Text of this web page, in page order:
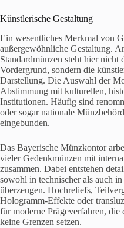
Künstlerische Gestaltung
Ein wesentliches Merkmal von
außergewöhnliche Gestaltung.
Standardmünzen steht hier
Vordergrund, sondern die
Darstellung. Die Auswahl der
Abstimmung mit kulturellen,
Institutionen. Häufig sind
oder sogar nationale
eingebunden.
Das Bayerische Münzkontor
vieler Gedenkmünzen mit
zusammen. Dabei entstehen
sowohl in technischer als auch
überzeugen. Hochreliefs,
Hologramm-Effekte oder
für moderne Prägeverfahren, die
keine Grenzen setzen.